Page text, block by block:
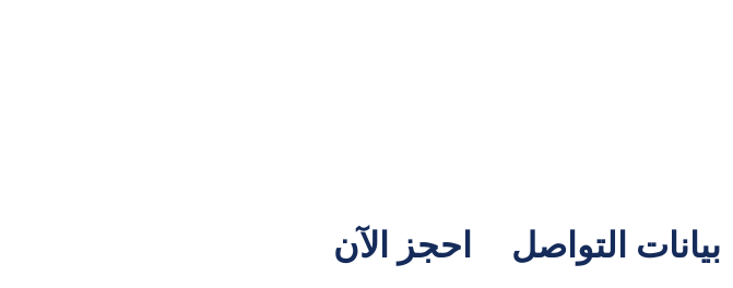
بيانات التواصل احجز الآن